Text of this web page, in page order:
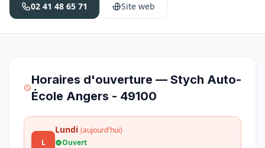
02 41 48 65 71 Site web
Horaires d'ouverture — Stych Auto-
École Angers - 49100
L
Lundi (aujourd'hui)
Ouvert